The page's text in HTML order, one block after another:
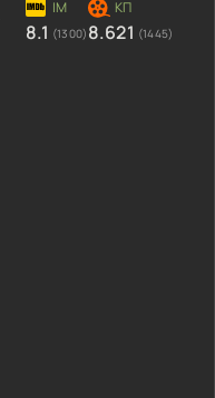
8.1 (1300) 8.621 (1445)